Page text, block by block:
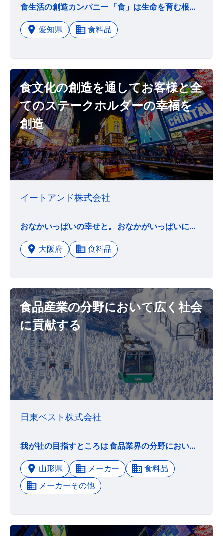
食生活の創造カンパニー 「食」は生命を育む根源です。トーカンは生産と消費を結ぶ中間流通の立場から、物流・情報を中心とした改革をもとに、その大切な「食ビジネス」をコーディネートしてまいりました。 「おいしい食材の提供」「効率的な食品流通の構築」「安心・安全な商品の安定供給」といった基本的な食生活の向上はもとより、消費者の生活や社会情勢の変化、そして全てのお取引先様の課題を的確に捉え、食ビジネスを取り巻く環境の変化にいち早く対応してまいりました。 社会情勢の遷り変わりが激しさを増し、消費者の厳しい目が食に向けられている昨今、トーカンは「食生活の創造カンパニー」として、社会に健康と豊かさをお届けする役割を肝に銘じ、更に日々邁進してまいります。
愛知県
食料品
食文化の創造を通してお客様と全
てのステークホルダーの幸福を
創造
イートアンド株式会社
おなかいっぱいの幸せと。 おなかがいっぱいになるだけでなく、食べることから「人生の彩り」「健やかな笑顔」を生み出したい。 昭和44年の創業から大切に受け継いできた、私たちの想いです。 「おなかいっぱいの幸せと、健やかな毎日を笑顔で楽しめる社会。」 「おなかいっぱいの幸せと、正しい教育によって、次の世代が活躍できる社会。」 「おなかいっぱいの幸せと、多様性を受け入れ、可能性を広げる社会。」 「おなかいっぱいの幸せと、働き手の環境が公平で、日常生活の質が高い社会。」 「おなかいっぱいの幸せと、それを持続可能にする社会。」 そんな社会を実現するための「+ ＆」を、これからも生み出し続けます。
大阪府
食料品
食品産業の分野において広く社会
に貢献する
日東ベスト株式会社
我が社の目指すところは 食品業界の分野において 広く社会に貢献し永続と 繁栄のもとに企業を構成 する人々の理想を実現する ことにある
山形県
メーカー
食料品
メーカーその他